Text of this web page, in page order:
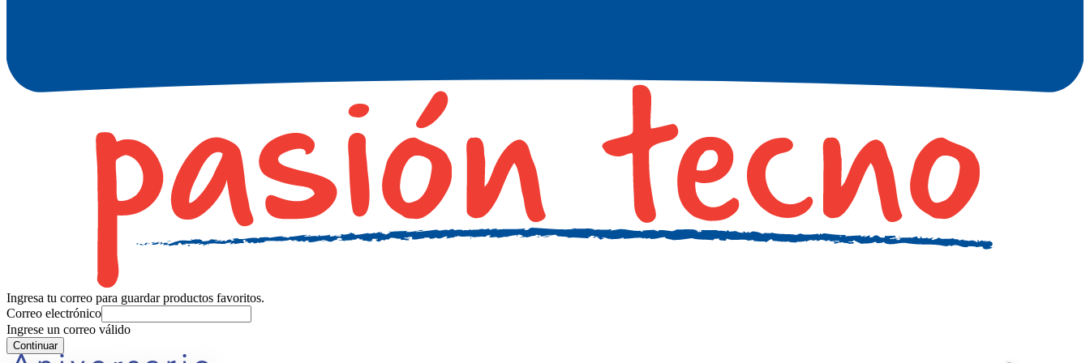
Ingresa tu correo para guardar productos favoritos.
Correo electrónico
Ingrese un correo válido
Continuar